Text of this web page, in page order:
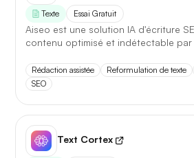
Texte Essai Gratuit
Aiseo est une solution IA d'écriture
contenu optimisé et indétectable par
Rédaction assistée Reformulation de texte
SEO
Text Cortex